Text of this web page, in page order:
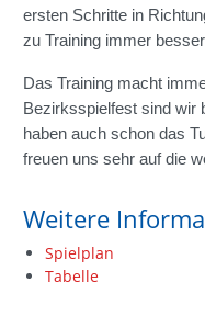
ersten Schritte in
zu Training immer
Das Training macht
Bezirksspielfest sind wir
haben auch schon das
freuen uns sehr auf die
Weitere
Spielplan
Tabelle